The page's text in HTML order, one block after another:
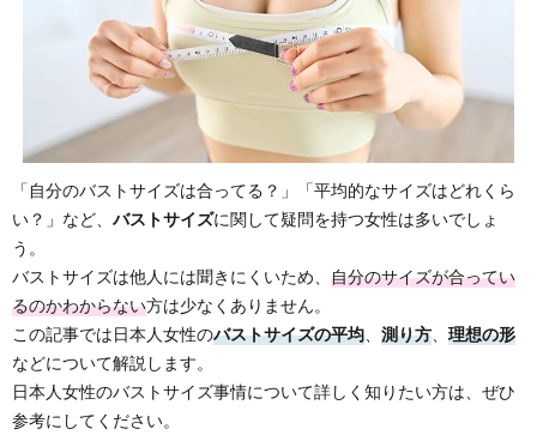
「自分のバストサイズは合ってる？」「平均的なサイズはどれくら
い？」など、 バストサイズに関して疑問を持つ女性は多いでしょ
う。
バストサイズは他人には聞きにくいため、 自分のサイズが合ってい
るのかわからない方は少なくありません。
この記事では日本人女性のバストサイズの平均 測り方
理想の形
などについて解説します。
日本人女性のバストサイズ事情について詳しく知りたい方は、ぜひ
参考にしてください。